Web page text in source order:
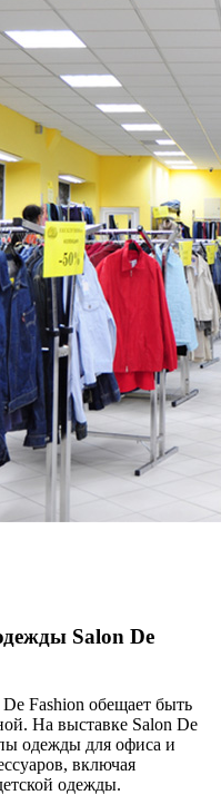
Salon De
Fashion обещает быть
На выставке Salon De
одежды для офиса и
включая
одежды.